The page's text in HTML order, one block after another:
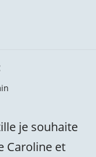
je souhaite
Caroline et